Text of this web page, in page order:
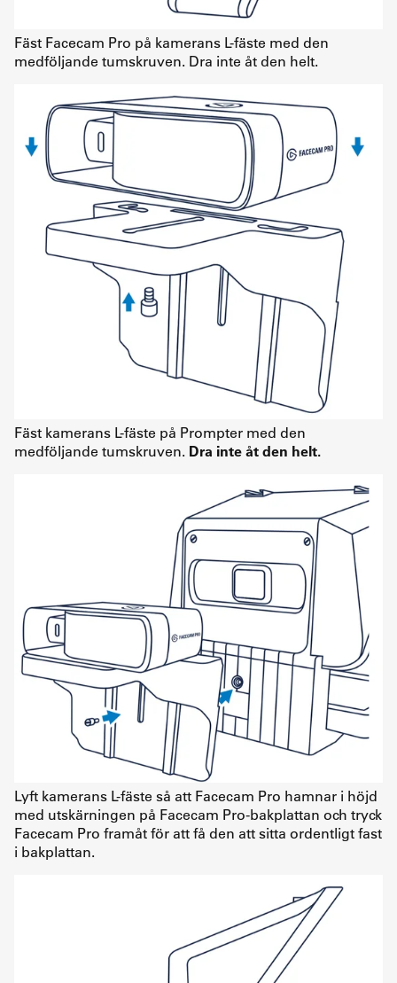
Fäst Facecam Pro på kamerans L-fäste med den
medföljande tumskruven. Dra inte åt den helt.
Fäst kamerans L-fäste på Prompter med den
medföljande tumskruven. Dra inte åt den helt.
Lyft kamerans L-fäste så att Facecam Pro hamnar i höjd
med utskärningen på Facecam Pro-bakplattan och tryck
Facecam Pro framåt för att få den att sitta ordentligt fast
i bakplattan.